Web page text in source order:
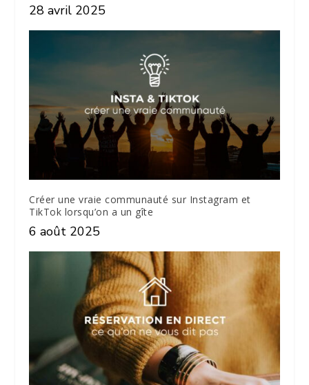
28 avril 2025
Créer une vraie communauté sur Instagram et
TikTok lorsqu’on a un gîte
6 août 2025